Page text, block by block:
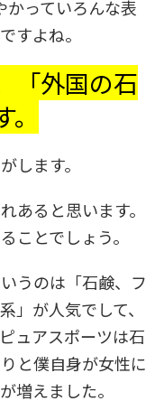
かっていろんな表
すよね。
「外国の石
します。
あると思います。
ことでしょう。
うのは「石鹸、フ
」が人気でして、
ュアスポーツは石
と僕自身が女性に
増えました。